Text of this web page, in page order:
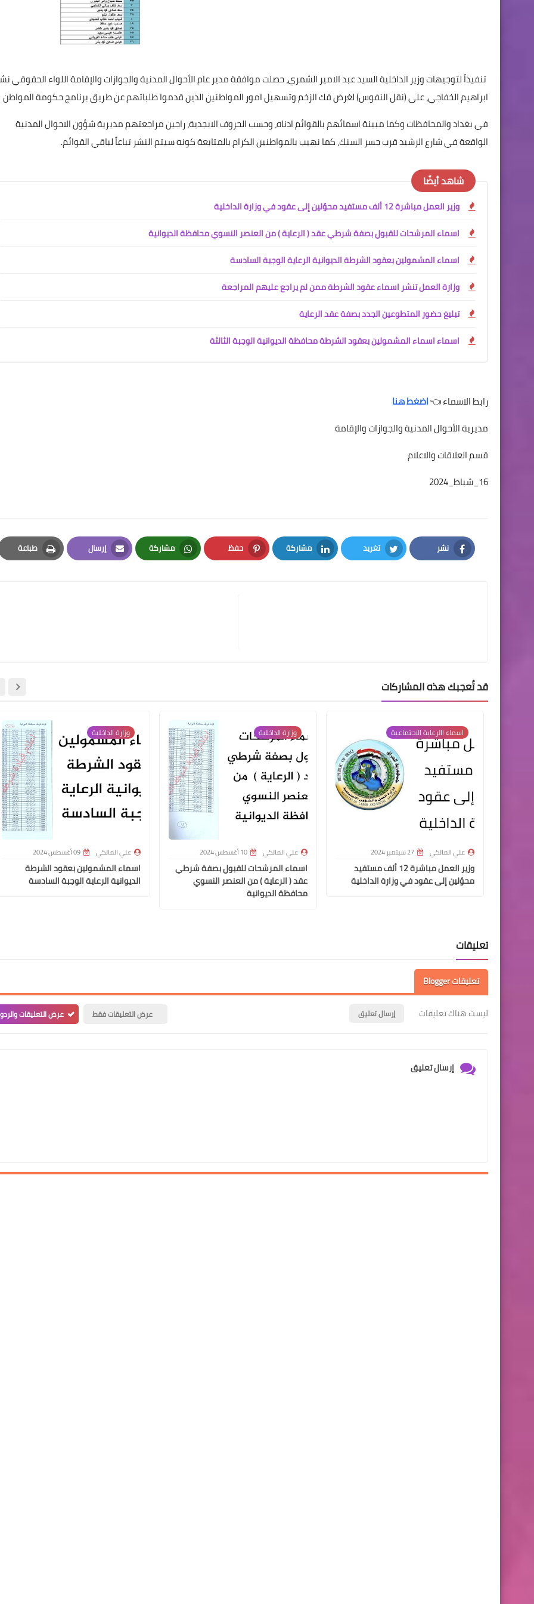
تنفيذاً لتوجيهات وزير الداخلية السيد عبد الامير الشمري، حصلت موافقة مدير عام الأحوال المدنية والجوازات والإقامة اللواء الحقوقي
ابراهيم الخفاجي، على (نقل النفوس) لغرض فك الزخم وتسهيل امور المواطنين الذين قدموا طلباتهم عن طريق برنامج حكومة المواطن
في بغداد والمحافظات وكما مبينة اسمائهم بالقوائم ادناه، وحسب الحروف الابجدية، راجين مراجعتهم مديرية شؤون الاحوال المدنية
الواقعة في شارع الرشيد قرب جسر السنك، كما نهيب بالمواطنين الكرام بالمتابعة كونه سيتم النشر تباعاً لباقي القوائم.
شاهد أيضًا
وزير العمل مباشرة 12 ألف مستفيد محوّلين إلى عقود في وزارة الداخلية
اسماء المرشحات للقبول بصفة شرطي عقد ( الرعاية ) من العنصر النسوي محافظة الديوانية
اسماء المشمولين بعقود الشرطة الديوانية الرعاية الوجبة السادسة
وزارة العمل تنشر اسماء عقود الشرطة ممن لم يراجع عليهم المراجعة
تبليغ حضور المتطوعين الجدد بصفة عقد الرعاية
اسماء اسماء المشمولين بعقود الشرطة محافظة الديوانية الوجبة الثالثة
رابط الاسماء 👈اضغط هنا
مديرية الأحوال المدنية والجوازات والإقامة
قسم العلاقات والاعلام
16_شباط_2024
نشر
Facebook
تغريد
Twitter
مشاركة
LinkedIn
حفظ
Pinterest
مشاركة
Whatsapp
إرسال
Email
طباعة
Print
قد تُعجبك هذه المشاركات
اسماء االرعاية الاجتماعية
علي المالكي 27 سبتمبر 2024
وزير العمل مباشرة 12 ألف مستفيد
محوّلين إلى عقود في وزارة الداخلية
وزارة الداخلية
علي المالكي 10 أغسطس 2024
اسماء المرشحات للقبول بصفة شرطي
عقد ( الرعاية ) من العنصر النسوي
محافظة الديوانية
وزارة الداخلية
علي المالكي 09 أغسطس 2024
اسماء المشمولين بعقود الشرطة
الديوانية الرعاية الوجبة السادسة
تعليقات
تعليقات Blogger
ليست هناك تعليقات إرسال تعليق عرض التعليقات فقط عرض التعليقات
إرسال تعليق
علي المالكي
22 أغسطس 2020
علي المالكي